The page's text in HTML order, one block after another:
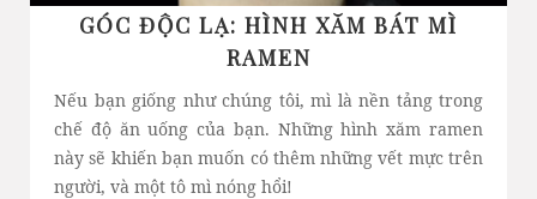
GÓC ĐỘC LẠ: HÌNH XĂM BÁT MÌ
RAMEN
Nếu bạn giống như chúng tôi, mì là nền tảng trong
chế độ ăn uống của bạn. Những hình xăm ramen
này sẽ khiến bạn muốn có thêm những vết mực trên
người, và một tô mì nóng hổi!